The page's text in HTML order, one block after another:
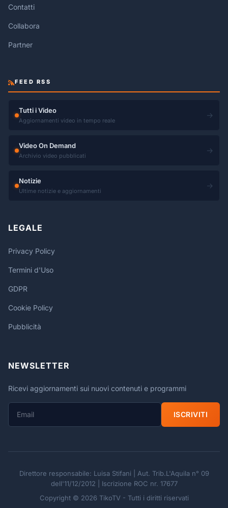
Contatti
Collabora
Partner
FEED RSS
Tutti i Video
Aggiornamenti video in tempo reale
→
Video On Demand
Archivio video pubblicati
→
Notizie
Ultime notizie e aggiornamenti
→
LEGALE
Privacy Policy
Termini d'Uso
GDPR
Cookie Policy
Pubblicità
NEWSLETTER
Ricevi aggiornamenti sui nuovi contenuti e programmi
ISCRIVITI
Direttore responsabile: Luisa Stifani | Aut. Trib.L'Aquila n° 09
dell'11/12/2012 | Iscrizione ROC nr. 17677
Copyright © 2026 TikoTV - Tutti i diritti riservati